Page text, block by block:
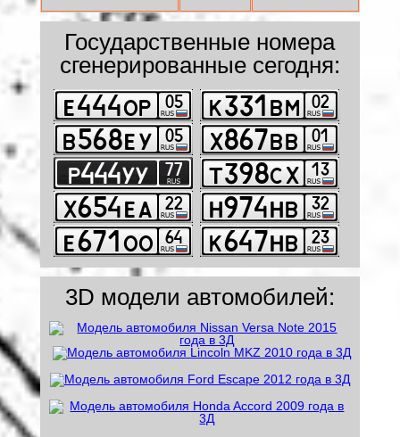
Государственные номера
сгенерированные сегодня:
3D модели автомобилей: